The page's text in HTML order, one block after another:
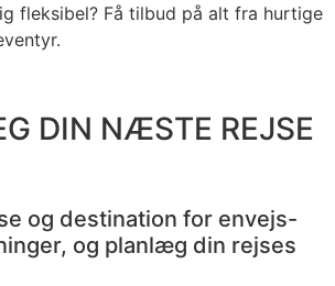
fleksibel? Få tilbud på alt fra hurtige
DIN NÆSTE REJSE
og destination for envejs-
og planlæg din rejses